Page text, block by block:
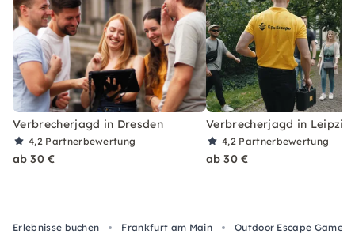
Verbrecherjagd in Dresden
4,2 Partnerbewertung
ab 30 €
Verbrecherjagd in Leipzig
4,2 Partnerbewertung
ab 30 €
Erlebnisse buchen Frankfurt am Main
Outdoor Escape Game